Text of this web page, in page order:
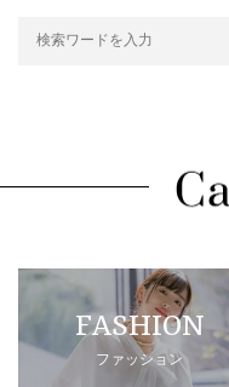
FASHION
ファッション